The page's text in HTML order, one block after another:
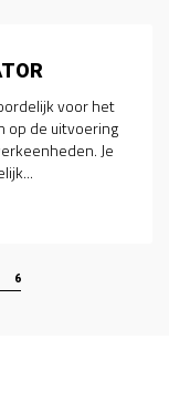
voor het
op de uitvoering
Je
6